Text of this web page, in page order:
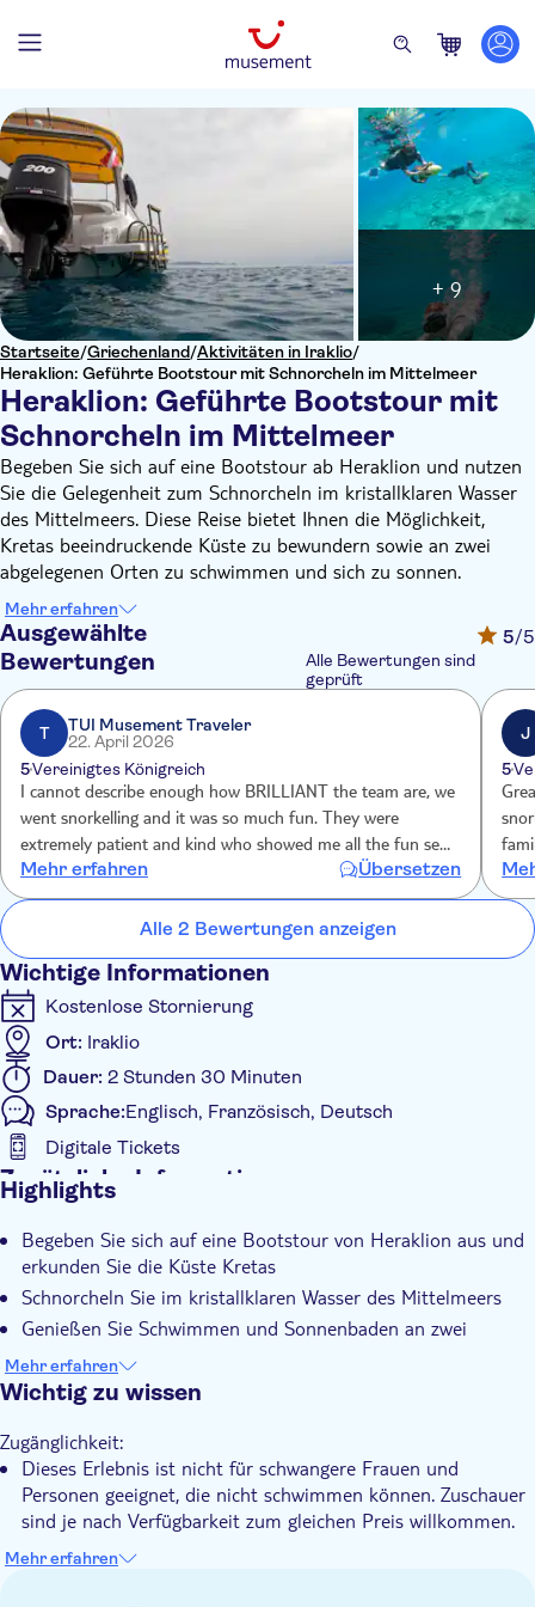
Startseite/Griechenland/Aktivitäten in Iraklio/
Heraklion: Geführte Bootstour mit Schnorcheln im Mittelmeer
Heraklion: Geführte Bootstour mit
Schnorcheln im Mittelmeer
+ 9
Begeben Sie sich auf eine Bootstour ab Heraklion und nutzen
Sie die Gelegenheit zum Schnorcheln im kristallklaren Wasser
des Mittelmeers. Diese Reise bietet Ihnen die Möglichkeit,
Kretas beeindruckende Küste zu bewundern sowie an zwei
abgelegenen Orten zu schwimmen und sich zu sonnen.
Ihr Abenteuer beginnt im Hafen von Pantanassa, nur einen
Steinwurf von der Stadt Heraklion entfernt. Nach einer
Sicherheitseinweisung segeln Sie entlang des Golfs des Dorfes
Theseas in Richtung „Filakes“ in der Bucht von Agia Pelagia.
Unterwegs werden Sie von beeindruckenden Felsformationen
und den faszinierenden Farben des Mittelmeers fasziniert sein.
Tauchen Sie bei Ihrem ersten Stopp mit einem professionellen
Guide und erstklassiger Schnorchelausrüstung in das klare
Wasser ein. Wenn Sie genug von der Unterwassererkundung
haben, können Sie an Bord bei etwas Wasser und einem
kleinen Snack durchatmen, bevor Sie zum zweiten
Schnorchelplatz aufbrechen. Hier haben Sie ausreichend
Freizeit zum Schnorcheln, Schwimmen oder einfach zum
Sonnenbaden.
Dieser umweltfreundliche Ausflug ist wirklich eine
unvergleichliche Möglichkeit, die Küste Kretas zu entdecken.
Mehr erfahren
Ausgewählte
Bewertungen
5/5
Alle Bewertungen sind
geprüft
T
TUI Musement Traveler
22. April 2026
5Vereinigtes Königreich
I cannot describe enough how BRILLIANT the team are, we
went snorkelling and it was so much fun. They were
extremely patient and kind who showed me all the fun sea
creatures. Not only that but they take underwater photos
and videos of you. I cannot recommend enough. Once again
Mehr erfahren Übersetzen
J
5
Alle 2 Bewertungen anzeigen
Wichtige Informationen
Kostenlose Stornierung
Ort: Iraklio
Dauer: 2 Stunden 30 Minuten
Sprache:Englisch, Französisch, Deutsch
Digitale Tickets
Zusätzliche Informationen
Geführte Tour
Digitale Buchungsbestätigung
Highlights
Begeben Sie sich auf eine Bootstour von Heraklion aus und
erkunden Sie die Küste Kretas
Schnorcheln Sie im kristallklaren Wasser des Mittelmeers
Genießen Sie Schwimmen und Sonnenbaden an zwei
abgeschiedenen Orten
Erleben Sie einen umweltfreundlichen Ausflug mit
professionellen Guides und erstklassiger Ausrüstung
Mehr erfahren
Wichtig zu wissen
Zugänglichkeit:
Dieses Erlebnis ist nicht für schwangere Frauen und
Personen geeignet, die nicht schwimmen können. Zuschauer
sind je nach Verfügbarkeit zum gleichen Preis willkommen.
Nicht erlaubt:
Mehr erfahren